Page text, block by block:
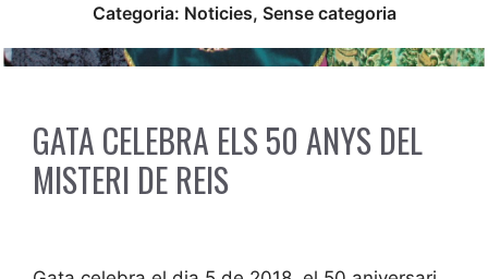
Categoria: Noticies, Sense categoria
GATA CELEBRA ELS 50 ANYS DEL
MISTERI DE REIS